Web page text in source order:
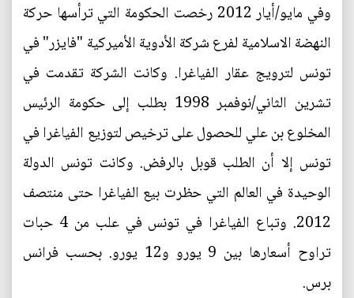
وفي مايو/أيار 2012 رخصت الحكومة التي ترأسها حركة
النهضة الاسلامية لفرع شركة الأدوية الأميركية "فايزر" في
تونس لترويج عقار الفياغرا. وكانت الشركة تقدمت في
تشرين الثاني/نوفمبر 1998 بطلب إلى حكومة الرئيس
المخلوع بن علي للحصول على ترخيص لتوزيع الفياغرا في
تونس إلا أن الطلب قوبل بالرفض. وكانت تونس الدولة
الوحيدة في العالم التي حظرت بيع الفياغرا حتى منتصف
2012. وتباع الفياغرا في تونس في علب من 4 حبات
تراوح أسعارها بين 9 يورو و12 يورو. بحسب فرانس
برس.